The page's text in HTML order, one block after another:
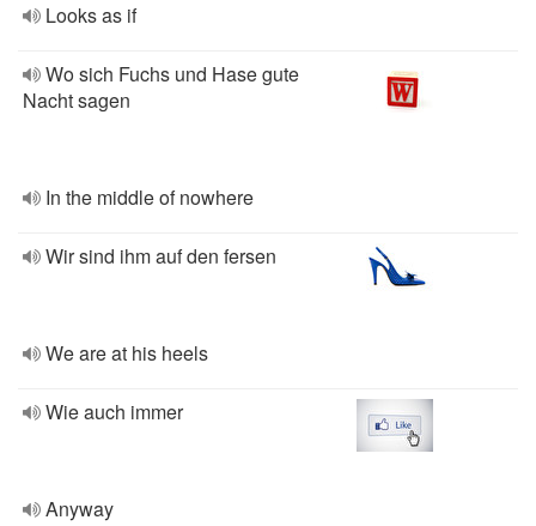
Looks as if
Wo sich Fuchs und Hase gute
Nacht sagen
In the middle of nowhere
Wir sind ihm auf den fersen
We are at his heels
Wie auch immer
Anyway